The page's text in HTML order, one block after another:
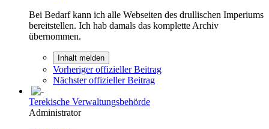
Bei Bedarf kann ich alle Webseiten des drullischen Imperiums
bereitstellen. Ich hab damals das komplette Archiv
übernommen.
Inhalt melden
Vorheriger offizieller Beitrag
Nächster offizieller Beitrag
Terekische Verwaltungsbehörde
Administrator